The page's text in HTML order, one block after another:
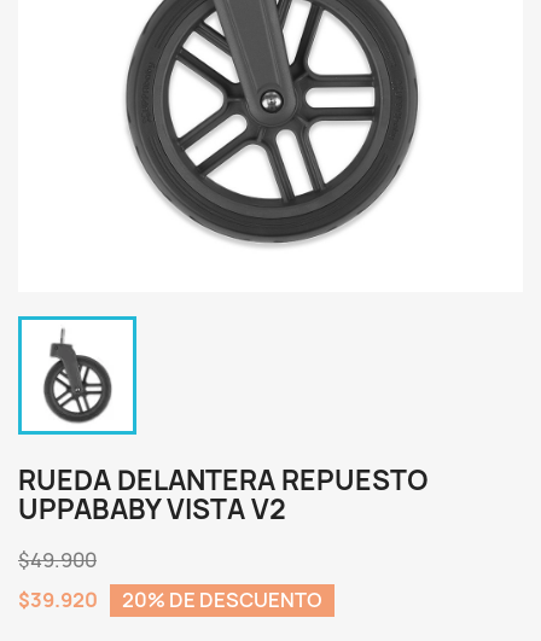
RUEDA DELANTERA REPUESTO
UPPABABY VISTA V2
$49.900
$39.920
20% DE DESCUENTO